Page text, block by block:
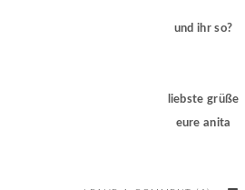
und ihr so?
liebste grüße
eure anita